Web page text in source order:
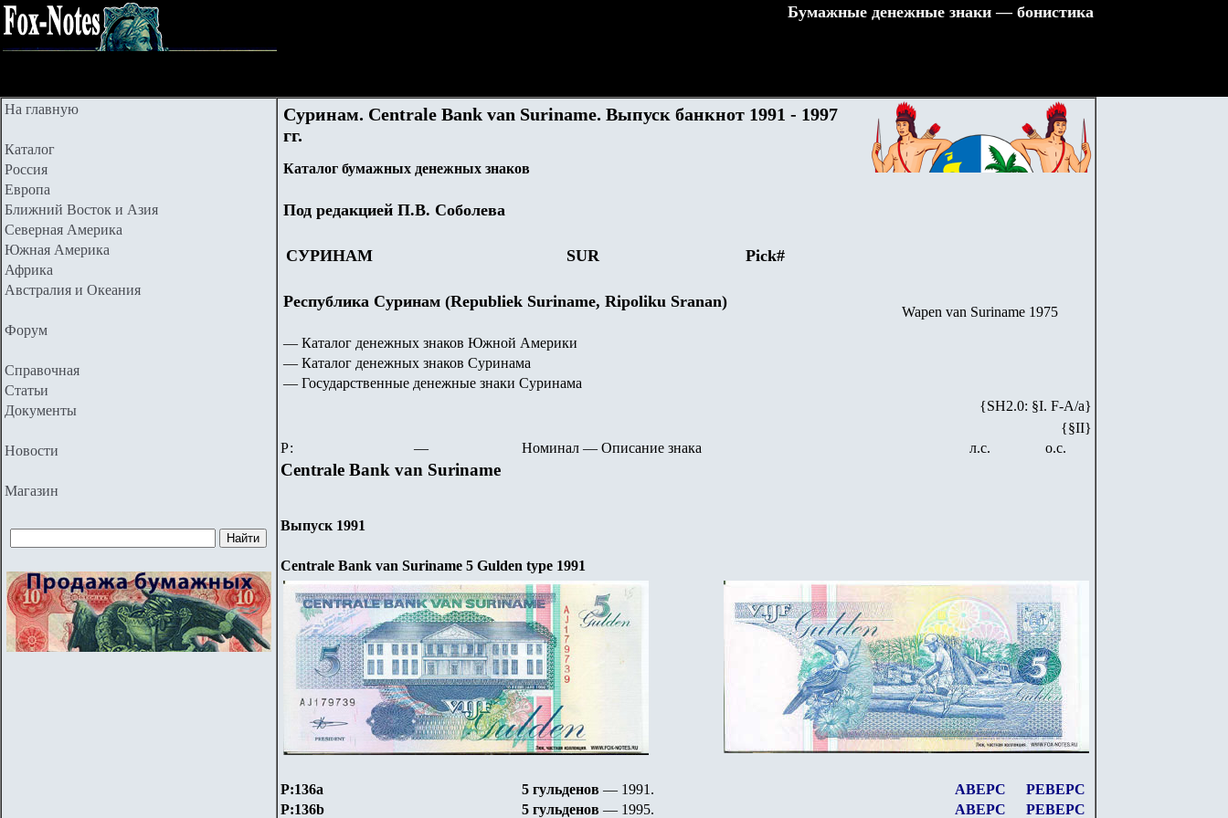
Бумажные денежные знаки — бонистика
На главную
Каталог
Россия
Европа
Ближний Восток и Азия
Северная Америка
Южная Америка
Африка
Австралия и Океания
Форум
Справочная
Статьи
Документы
Новости
Магазин
Суринам. Centrale Bank van Suriname. Выпуск банкнот 1991 - 1997
гг.
Каталог бумажных денежных знаков
Под редакцией П.В. Соболева
СУРИНАМ SUR Pick#
Республика Суринам (Republiek Suriname, Ripoliku Sranan)
— Каталог денежных знаков Южной Америки
— Каталог денежных знаков Суринама
— Государственные денежные знаки Суринама
Wapen van Suriname 1975
{SH2.0: §I. F-А/а}
{§II}
Р:
— Номинал — Описание знака л.с. о.с.
Centrale Bank van Suriname
Выпуск 1991
Centrale Bank van Suriname 5 Gulden type 1991
P:136a 5 гульденов — 1991. АВЕРС
РЕВЕРС
P:136b
5 гульденов — 1995. АВЕРС РЕВЕРС